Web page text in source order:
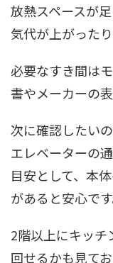
放熱スペースが
気代が上がった
必要なすき間は
書やメーカーの
次に確認したい
エレベーターの通
目安として、本
があると安心です
2階以上にキッチ
回せるかも見て